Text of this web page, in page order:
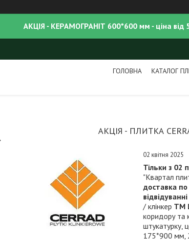
АКЦІЯ - КЕРАМОГРАНІТ 600*600 мм - ціна від
ГОЛОВНА КАТАЛОГ
АКЦІЯ - ПЛИТКА
02 квітня 2025
Тільки з 02
"Квартал
доставка
/ клінкер ТМ
коридору та
штукатурку,
175*900 мм,